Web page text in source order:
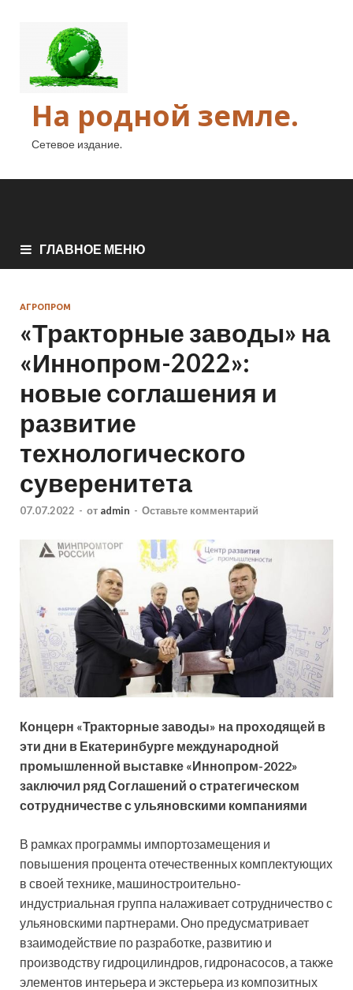
На родной земле.
Сетевое издание.
ГЛАВНОЕ МЕНЮ
АГРОПРОМ
«Тракторные заводы» на
«Иннопром-2022»:
новые соглашения и
развитие
технологического
суверенитета
07.07.2022 - от admin - Оставьте комментарий
Концерн «Тракторные заводы» на проходящей в
эти дни в Екатеринбурге международной
промышленной выставке «Иннопром-2022»
заключил ряд Соглашений о стратегическом
сотрудничестве с ульяновскими компаниями
В рамках программы импортозамещения и
повышения процента отечественных комплектующих
в своей технике, машиностроительно-
индустриальная группа налаживает сотрудничество с
ульяновскими партнерами. Оно предусматривает
взаимодействие по разработке, развитию и
производству гидроцилиндров, гидронасосов, а также
элементов интерьера и экстерьера из композитных